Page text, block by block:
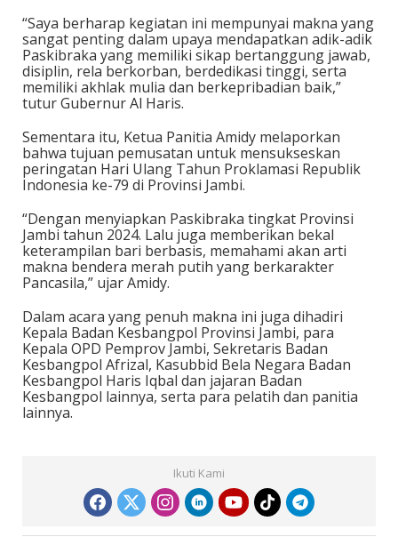
“Saya berharap kegiatan ini mempunyai makna yang
sangat penting dalam upaya mendapatkan adik-adik
Paskibraka yang memiliki sikap bertanggung jawab,
disiplin, rela berkorban, berdedikasi tinggi, serta
memiliki akhlak mulia dan berkepribadian baik,”
tutur Gubernur Al Haris.
Sementara itu, Ketua Panitia Amidy melaporkan
bahwa tujuan pemusatan untuk mensukseskan
peringatan Hari Ulang Tahun Proklamasi Republik
Indonesia ke-79 di Provinsi Jambi.
“Dengan menyiapkan Paskibraka tingkat Provinsi
Jambi tahun 2024. Lalu juga memberikan bekal
keterampilan bari berbasis, memahami akan arti
makna bendera merah putih yang berkarakter
Pancasila,” ujar Amidy.
Dalam acara yang penuh makna ini juga dihadiri
Kepala Badan Kesbangpol Provinsi Jambi, para
Kepala OPD Pemprov Jambi, Sekretaris Badan
Kesbangpol Afrizal, Kasubbid Bela Negara Badan
Kesbangpol Haris Iqbal dan jajaran Badan
Kesbangpol lainnya, serta para pelatih dan panitia
lainnya.
Ikuti Kami